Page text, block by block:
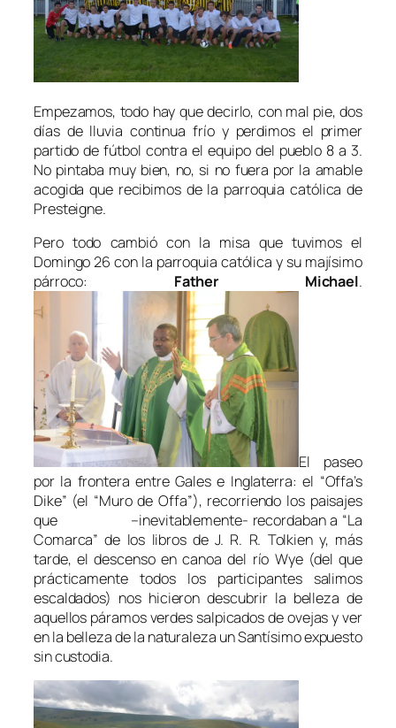
Empezamos, todo hay que decirlo, con mal pie, dos
días de lluvia continua frío y perdimos el primer
partido de fútbol contra el equipo del pueblo 8 a 3.
No pintaba muy bien, no, si no fuera por la amable
acogida que recibimos de la parroquia católica de
Presteigne.
Pero todo cambió con la misa que tuvimos el
Domingo 26 con la parroquia católica y su majísimo
párroco: Father Michael.
El paseo
por la frontera entre Gales e Inglaterra: el “Offa’s
Dike” (el “Muro de Offa”), recorriendo los paisajes
que –inevitablemente- recordaban a “La
Comarca” de los libros de J. R. R. Tolkien y, más
tarde, el descenso en canoa del río Wye (del que
prácticamente todos los participantes salimos
escaldados) nos hicieron descubrir la belleza de
aquellos páramos verdes salpicados de ovejas y ver
en la belleza de la naturaleza un Santísimo expuesto
sin custodia.